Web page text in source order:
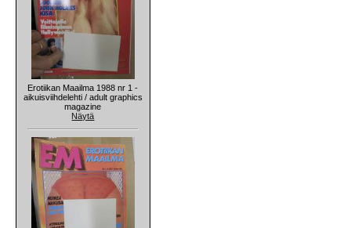
Erotiikan Maailma 1988 nr 1 -
aikuisviihdelehti / adult graphics
magazine
Näytä